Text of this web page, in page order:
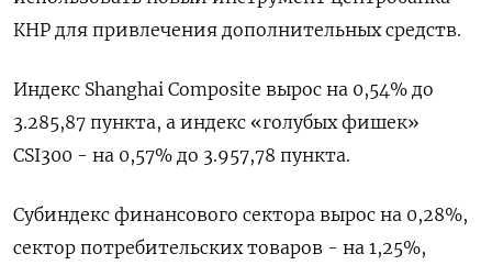
КНР для привлечения дополнительных средств.
Индекс Shanghai Composite вырос на 0,54% до
3.285,87 пункта, а индекс «голубых фишек»
CSI300 - на 0,57% до 3.957,78 пункта.
Субиндекс финансового сектора вырос на 0,28%,
сектор потребительских товаров - на 1,25%,